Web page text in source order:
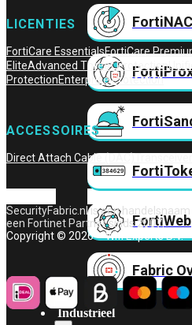
FortiNAC
FortiWeb
Fabric
Industrieel
LICENTIES
FortiCare EssentialsFortiCare
EliteAdvanced Threat Protection
ProtectionEnterprise Protection
ACCESSOIRES
Direct Attach Cable (DAC)
SecurityFabric.nl is een handelsnaam
een Fortinet Partner sinds 2007.
Copyright © 2026 – Wifi Experts B.V.